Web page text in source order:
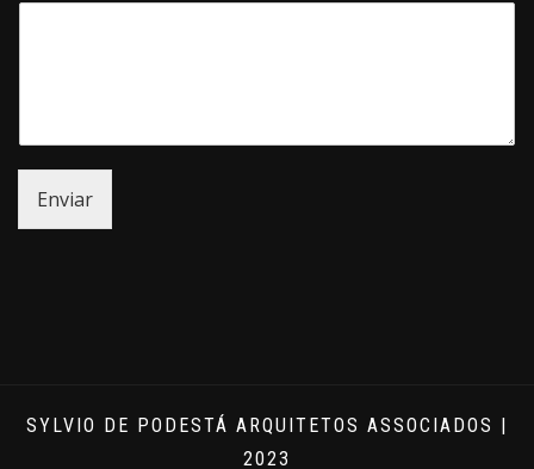
Enviar
SYLVIO DE PODESTÁ ARQUITETOS ASSOCIADOS |
2023